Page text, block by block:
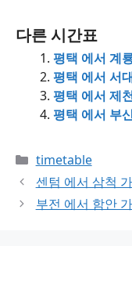
다른 시간표
평택 에서 계
평택 에서 서
평택 에서 제
평택 에서 부
Categories
timetable
센텀 에서 삼척
부전 에서 함안